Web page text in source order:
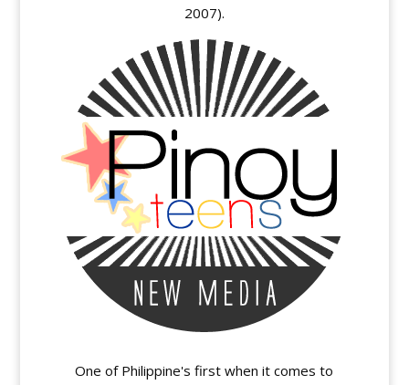
2007).
One of Philippine's first when it comes to